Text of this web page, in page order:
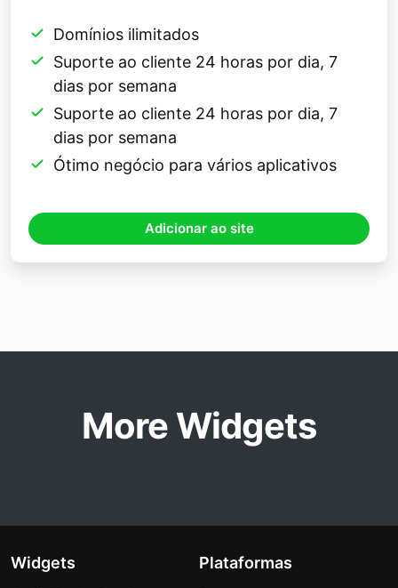
Domínios ilimitados
Suporte ao cliente 24 horas por dia, 7
dias por semana
Suporte ao cliente 24 horas por dia, 7
dias por semana
Ótimo negócio para vários aplicativos
Adicionar ao site
More Widgets
Widgets Plataformas